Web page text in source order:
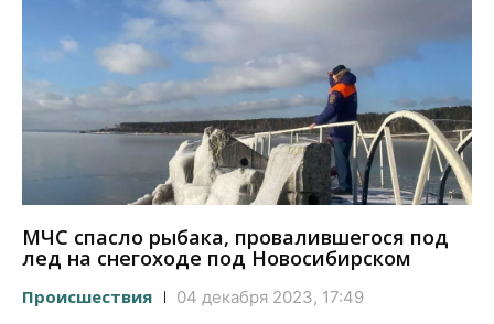
МЧС спасло рыбака, провалившегося под
лед на снегоходе под Новосибирском
Происшествия 04 декабря 2023, 17:49